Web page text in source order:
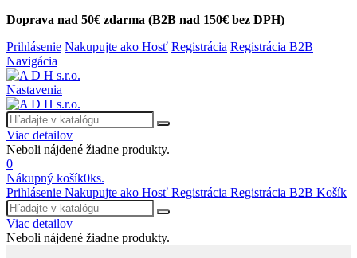
Doprava nad 50€ zdarma (B2B nad 150€ bez DPH)
Prihlásenie Nakupujte ako Hosť Registrácia Registrácia B2B
Navigácia
Nastavenia
Viac detailov
Neboli nájdené žiadne produkty.
0
Nákupný košík0ks.
Prihlásenie Nakupujte ako Hosť Registrácia Registrácia B2B Košík
Viac detailov
Neboli nájdené žiadne produkty.